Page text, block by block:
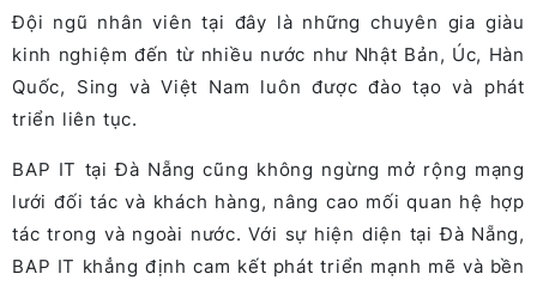
Đội ngũ nhân viên tại đây là những chuyên gia giàu
kinh nghiệm đến từ nhiều nước như Nhật Bản, Úc, Hàn
Quốc, Sing và Việt Nam luôn được đào tạo và phát
triển liên tục.
BAP IT tại Đà Nẵng cũng không ngừng mở rộng mạng
lưới đối tác và khách hàng, nâng cao mối quan hệ hợp
tác trong và ngoài nước. Với sự hiện diện tại Đà Nẵng,
BAP IT khẳng định cam kết phát triển mạnh mẽ và bền